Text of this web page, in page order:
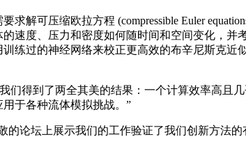
可压缩欧拉方程 (compressible Euler
速度、压力和密度如何随时间和空间变化，
过的神经网络来校正更高效的布辛尼斯克近
得到了两全其美的结果：一个计算效率高且
于各种流体模拟挑战。”
论坛上展示我们的工作验证了我们创新方法